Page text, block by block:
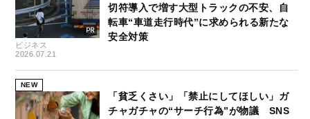
ビジネス
2026.07.21
切符導入で増す大型トラックの不安、自
転車“車道走行時代”に求められる新たな
安全対策
NEW
「貧乏くさい」「禁止にしてほしい」ガ
チャガチャの“サーチ行為”が物議 SNS